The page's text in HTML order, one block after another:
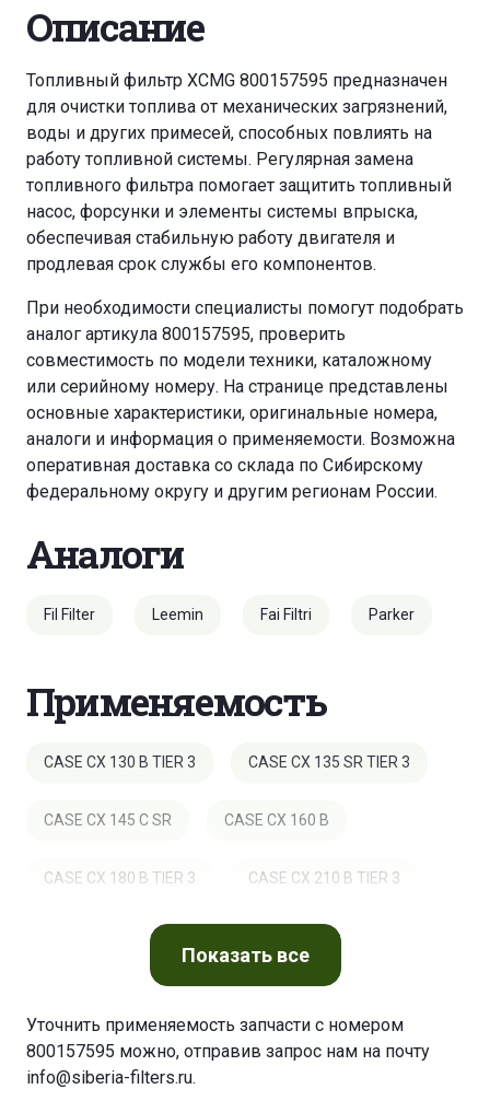
Описание
Топливный фильтр XCMG 800157595 предназначен
для очистки топлива от механических загрязнений,
воды и других примесей, способных повлиять на
работу топливной системы. Регулярная замена
топливного фильтра помогает защитить топливный
насос, форсунки и элементы системы впрыска,
обеспечивая стабильную работу двигателя и
продлевая срок службы его компонентов.
При необходимости специалисты помогут подобрать
аналог артикула 800157595, проверить
совместимость по модели техники, каталожному
или серийному номеру. На странице представлены
основные характеристики, оригинальные номера,
аналоги и информация о применяемости. Возможна
оперативная доставка со склада по Сибирскому
федеральному округу и другим регионам России.
Аналоги
Fil Filter Leemin Fai Filtri Parker
Применяемость
CASE CX 130 B TIER 3 CASE CX 135 SR TIER 3
CASE CX 145 C SR CASE CX 160 B
CASE CX 180 B TIER 3 CASE CX 210 B TIER 3
CASE CX 225 SR
CASE CX 250 C CASE CX 290 B TIER 3
Показатьвсе
Уточнить применяемость запчасти с номером
800157595 можно, отправив запрос нам на почту
info@siberia-filters.ru.